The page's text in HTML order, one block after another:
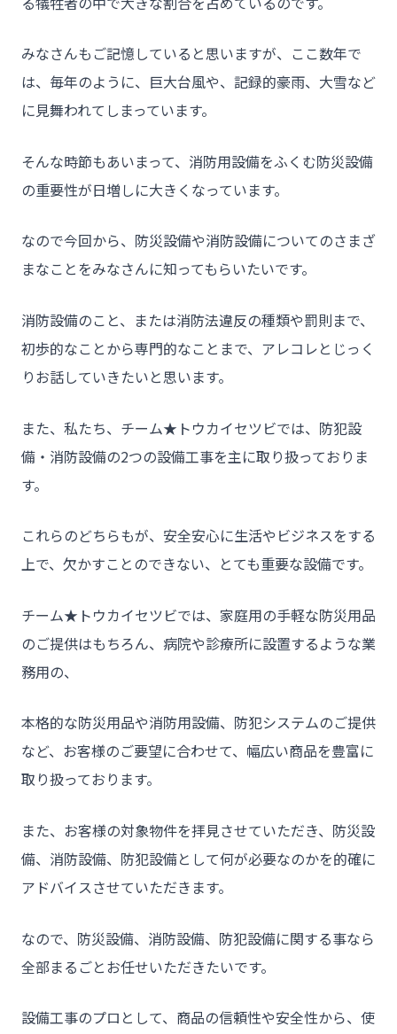
- HOME
- トウカイセツビについて
- 工事業者様
- お客様の声
- 施工事例
- ブログ＆ニュース
- 会社概要
みなさんもご記憶していると思いますが、ここ数年で
は、毎年のように、巨大台風や、記録的豪雨、大雪など
に見舞われてしまっています。
そんな時節もあいまって、消防用設備をふくむ防災設備
の重要性が日増しに大きくなっています。
なので今回から、防災設備や消防設備についてのさまざ
まなことをみなさんに知ってもらいたいです。
消防設備のこと、または消防法違反の種類や罰則まで、
初歩的なことから専門的なことまで、アレコレとじっく
りお話していきたいと思います。
また、私たち、チーム★トウカイセツビでは、防犯設
備・消防設備の2つの設備工事を主に取り扱っておりま
す。
これらのどちらもが、安全安心に生活やビジネスをする
上で、欠かすことのできない、とても重要な設備です。
チーム★トウカイセツビでは、家庭用の手軽な防災用品
のご提供はもちろん、病院や診療所に設置するような業
務用の、
本格的な防災用品や消防用設備、防犯システムのご提供
など、お客様のご要望に合わせて、幅広い商品を豊富に
取り扱っております。
また、お客様の対象物件を拝見させていただき、防災設
備、消防設備、防犯設備として何が必要なのかを的確に
アドバイスさせていただきます。
なので、防災設備、消防設備、防犯設備に関する事なら
全部まるごとお任せいただきたいです。
設備工事のプロとして、商品の信頼性や安全性から、使